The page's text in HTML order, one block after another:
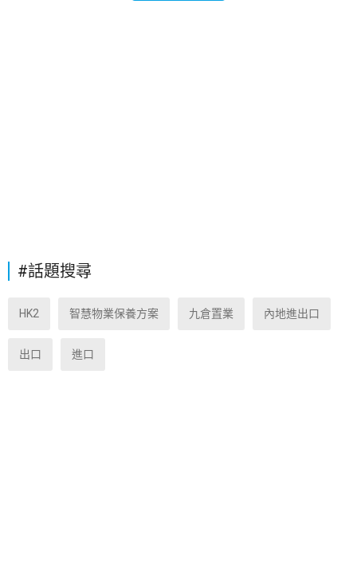
#話題搜尋
HK2 智慧物業保養方案 九倉置業 內地進出口
出口 進口